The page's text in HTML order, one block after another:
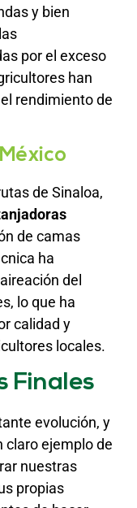
y bien
por el exceso
han
rendimiento de
de Sinaloa,
de camas
ha
del
lo que ha
calidad y
locales.
Finales
evolución, y
claro ejemplo de
nuestras
propias